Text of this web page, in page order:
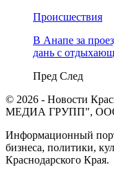
Происшествия
В Анапе за
дань с
Пред След
© 2026 - Новости
МЕДИА ГРУПП", ООО.
Информационный
бизнеса, политики,
Краснодарского Края.